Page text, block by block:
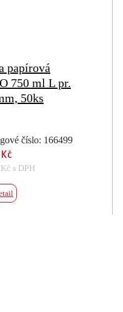
papírová
750 ml L pr.
50ks
číslo: 166499
Kč
s DPH